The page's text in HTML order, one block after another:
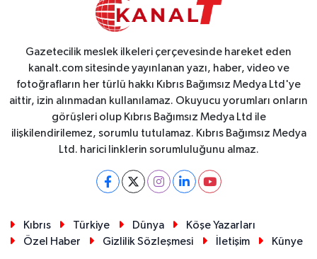
Gazetecilik meslek ilkeleri çerçevesinde hareket eden
kanalt.com sitesinde yayınlanan yazı, haber, video ve
fotoğrafların her türlü hakkı Kıbrıs Bağımsız Medya Ltd'ye
aittir, izin alınmadan kullanılamaz. Okuyucu yorumları onların
görüşleri olup Kıbrıs Bağımsız Medya Ltd ile
ilişkilendirilemez, sorumlu tutulamaz. Kıbrıs Bağımsız Medya
Ltd. harici linklerin sorumluluğunu almaz.
Kıbrıs Türkiye Dünya
Köşe Yazarları
Özel Haber
Gizlilik Sözleşmesi İletişim Künye